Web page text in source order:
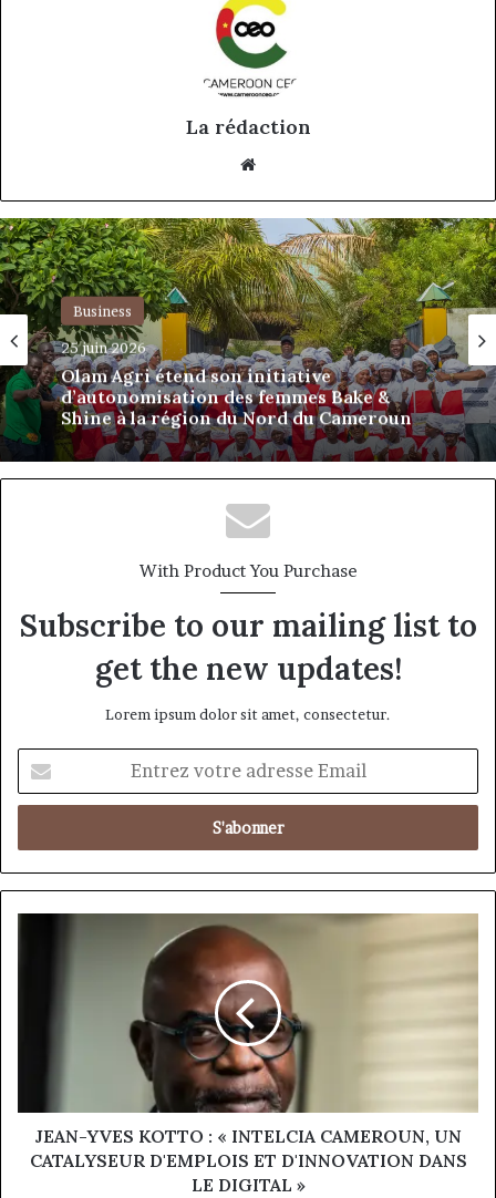
La rédaction
Business
25 juin 2026
Olam Agri étend son initiative
d’autonomisation des femmes Bake &
Shine à la région du Nord du Cameroun
With Product You Purchase
Subscribe to our mailing list to
get the new updates!
Lorem ipsum dolor sit amet, consectetur.
votre
adresse
CATALYSEUR
D'EMPLOIS
ET
JEAN-YVES KOTTO : « INTELCIA CAMEROUN, UN
CATALYSEUR D'EMPLOIS ET D'INNOVATION DANS
LE DIGITAL »